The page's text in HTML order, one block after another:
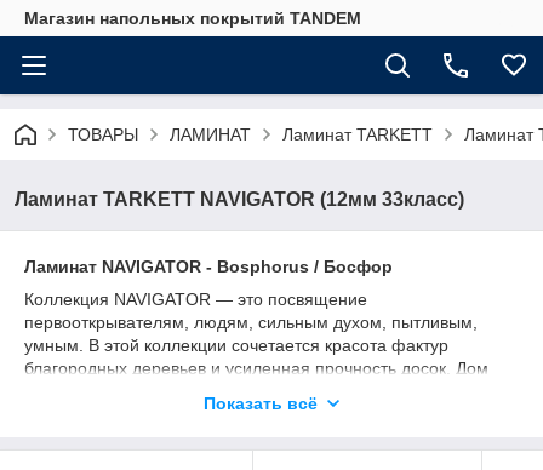
Магазин напольных покрытий TANDEM
ТОВАРЫ ЛАМИНАТ Ламинат TARKETT Ламинат
Ламинат TARKETT NAVIGATOR (12мм 33класс)
Ламинат NAVIGATOR - Bosphorus / Босфор
Коллекция NAVIGATOR — это посвящение
первооткрывателям, людям, сильным духом, пытливым,
умным. В этой коллекции сочетается красота фактур
благородных деревьев и усиленная прочность досок. Дом
неизвестность, полная тайн и удивительных открытий. Ветер
Показать всё